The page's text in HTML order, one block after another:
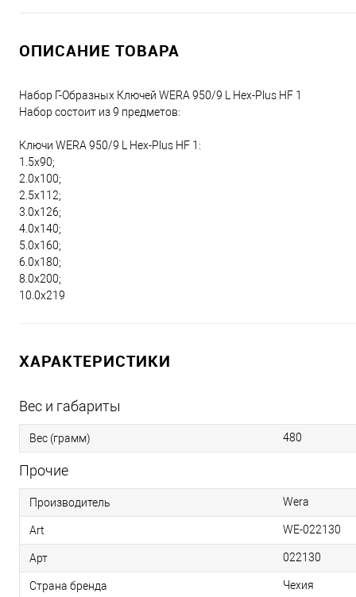
ОПИСАНИЕ ТОВАРА
Набор Г-Образных Ключей WERA 950/9 L Hex-Plus HF 1
Набор состоит из 9 предметов:
Ключи WERA 950/9 L Hex-Plus HF 1:
1.5x90;
2.0x100;
2.5x112;
3.0x126;
4.0x140;
5.0x160;
6.0x180;
8.0x200;
10.0x219
ХАРАКТЕРИСТИКИ
Вес и габариты
Вес (грамм) 480
Прочие
Производитель Wera
Art WE-022130
Арт 022130
Страна бренда Чехия